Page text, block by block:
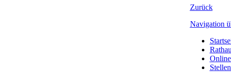
Zurück
Navigation